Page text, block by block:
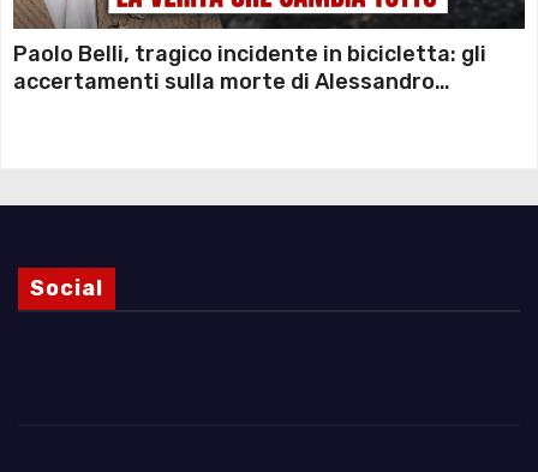
Paolo Belli, tragico incidente in bicicletta: gli
accertamenti sulla morte di Alessandro
Social